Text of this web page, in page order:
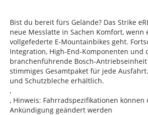
Bist du bereit fürs Gelände? Das Strike
neue Messlatte in Sachen Komfort, wenn
vollgefederte E-Mountainbikes geht.
Integration, High-End-Komponenten und
branchenführende Bosch-
stimmiges Gesamtpaket für jede
und Schutzbleche erhältlich.
,
, Hinweis: Fahrradspezifikationen können
Ankündigung geändert werden